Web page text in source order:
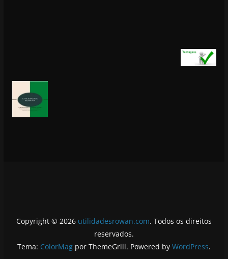
Copyright © 2026 utilidadesrowan.com. Todos os direitos
reservados.
Tema: ColorMagpor ThemeGrill. Powered by WordPress.